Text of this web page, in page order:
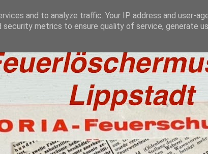
and to analyze traffic. Your IP address and user-
metrics to ensure quality of service, generate